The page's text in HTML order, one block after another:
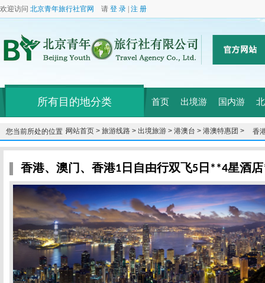
欢迎访问 北京青年旅行社官网 请 登 录 注 册
所有目的地分类 首页 出境游 国内游
您当前所处的位置：网站首页 > 旅游线路 > 出境旅游 > 港澳台 > 港澳特惠团 > 香
香港、澳门、香港1日自由行双飞5日**4星酒